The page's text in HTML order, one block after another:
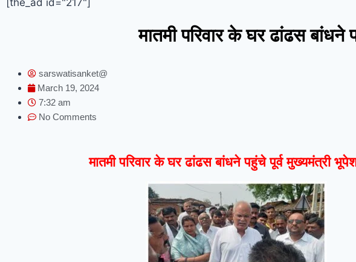
[the_ad id="217"]
मातमी परिवार के घर ढांढस
sarswatisanket@
March 19, 2024
7:32 am
No Comments
मातमी परिवार के घर ढांढस बांधने पहुंचे पूर्व मुख्यमंत्री